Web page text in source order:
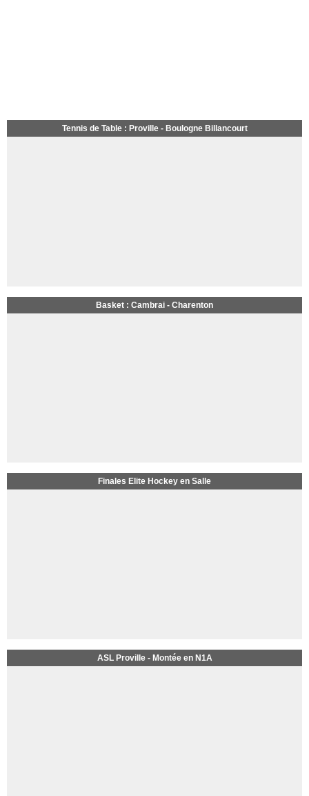
Tennis de Table : Proville - Boulogne Billancourt
Basket : Cambrai - Charenton
Finales Elite Hockey en Salle
ASL Proville - Montée en N1A